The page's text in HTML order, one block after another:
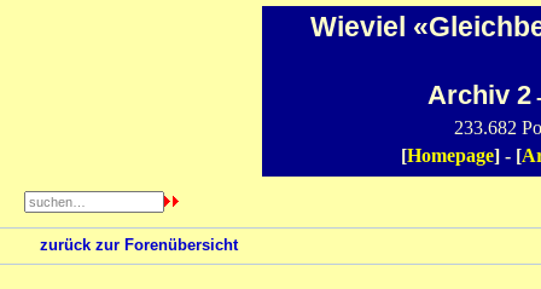
Wieviel
Archiv 2
233.682
[Homepage] - [
zurück zur Forenübersicht